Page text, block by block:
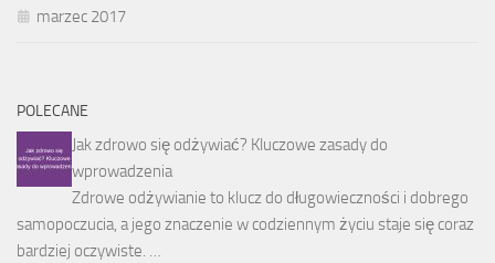
marzec 2017
POLECANE
Jak zdrowo się odżywiać? Kluczowe zasady do
wprowadzenia
Zdrowe odżywianie to klucz do długowieczności i dobrego
samopoczucia, a jego znaczenie w codziennym życiu staje się coraz
bardziej oczywiste. …